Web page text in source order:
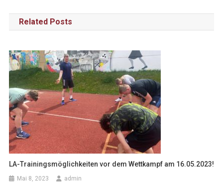
Related Posts
LA-Trainingsmöglichkeiten vor dem Wettkampf am 16.05.2023!
Mai 8, 2023 admin